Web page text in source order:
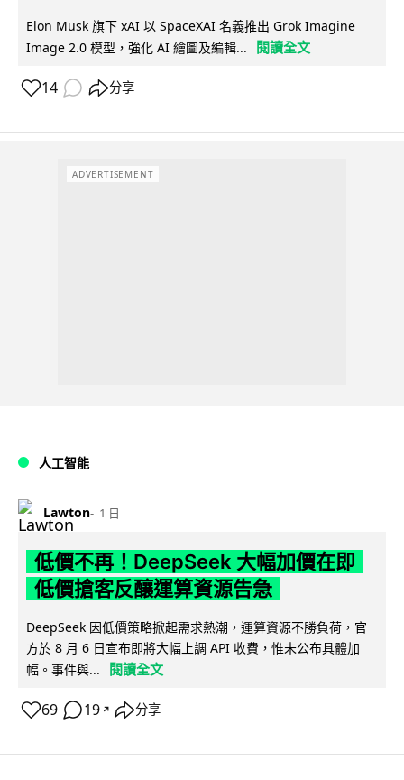
Elon Musk 旗下 xAI 以 SpaceXAI 名義推出 Grok Imagine
Image 2.0 模型，強化 AI 繪圖及編輯...
閱讀全文
14 分享
ADVERTISEMENT
人工智能
Lawton 1 日
低價不再！DeepSeek 大幅加價在即
低價搶客反釀運算資源告急
DeepSeek 因低價策略掀起需求熱潮，運算資源不勝負荷，官
方於 8 月 6 日宣布即將大幅上調 API 收費，惟未公布具體加
幅。事件與...
閱讀全文
69 19 ↗ 分享